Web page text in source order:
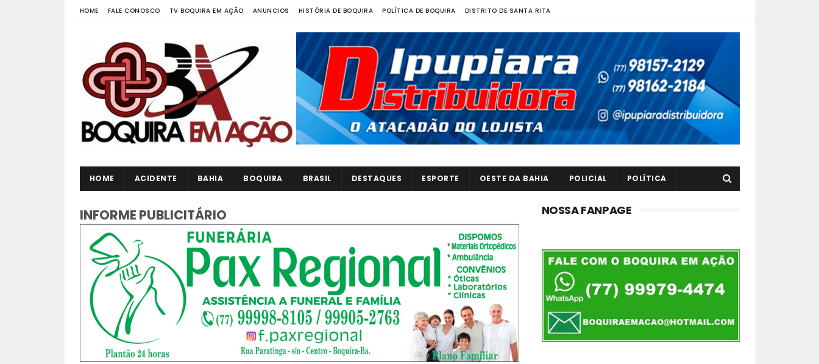
HOME FALE CONOSCO TV BOQUIRA EM AÇÃO ANUNCIOS HISTÓRIA DE BOQUIRA POLÍTICA DE BOQUIRA DISTRITO DE SANTA RITA
HOME ACIDENTE BAHIA BOQUIRA BRASIL DESTAQUES ESPORTE OESTE DA BAHIA POLICIAL POLÍTICA
INFORME PUBLICITÁRIO NOSSA FANPAGE